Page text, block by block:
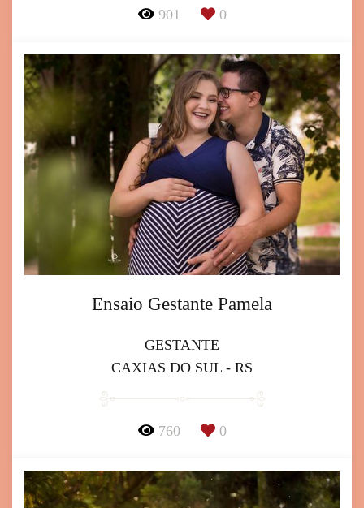
901 0
Ensaio Gestante Pamela
GESTANTE
CAXIAS DO SUL - RS
760 0